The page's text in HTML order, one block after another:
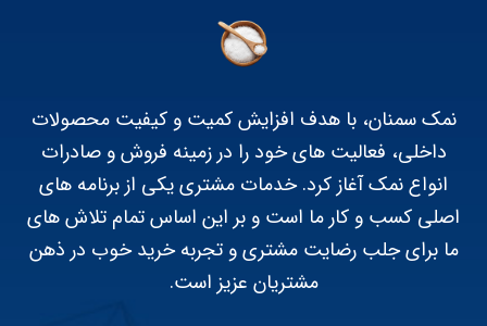
نمک سمنان، با هدف افزایش کمیت و کیفیت محصولات
داخلی، فعالیت های خود را در زمینه فروش و صادرات
انواع نمک آغاز کرد. خدمات مشتری یکی از برنامه های
اصلی کسب و کار ما است و بر این اساس تمام تلاش های
ما برای جلب رضایت مشتری و تجربه خرید خوب در ذهن
مشتریان عزیز است.